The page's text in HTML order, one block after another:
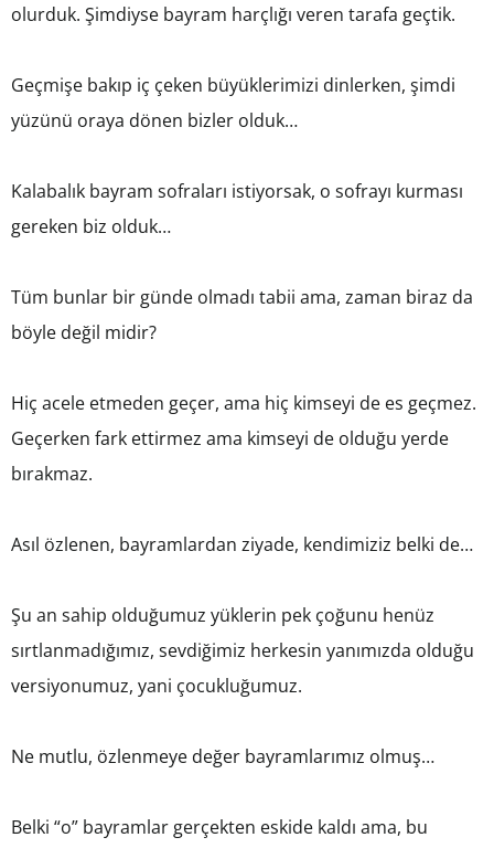
olurduk. Şimdiyse bayram harçlığı veren tarafa geçtik.
Geçmişe bakıp iç çeken büyüklerimizi dinlerken, şimdi
yüzünü oraya dönen bizler olduk…
Kalabalık bayram sofraları istiyorsak, o sofrayı kurması
gereken biz olduk…
Tüm bunlar bir günde olmadı tabii ama, zaman biraz da
böyle değil midir?
Hiç acele etmeden geçer, ama hiç kimseyi de es geçmez.
Geçerken fark ettirmez ama kimseyi de olduğu yerde
bırakmaz.
Asıl özlenen, bayramlardan ziyade, kendimiziz belki de…
Şu an sahip olduğumuz yüklerin pek çoğunu henüz
sırtlanmadığımız, sevdiğimiz herkesin yanımızda olduğu
versiyonumuz, yani çocukluğumuz.
Ne mutlu, özlenmeye değer bayramlarımız olmuş…
Belki “o” bayramlar gerçekten eskide kaldı ama, bu